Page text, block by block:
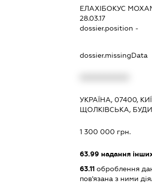
ЕЛАХІБОКУС
28.03.17
dossier.position -
dossier.missingData
УКРАЇНА, 07400,
ЩОЛКІВСЬКА,
1 300 000 грн.
63.99надання
63.11оброблення
пов'язана з ними